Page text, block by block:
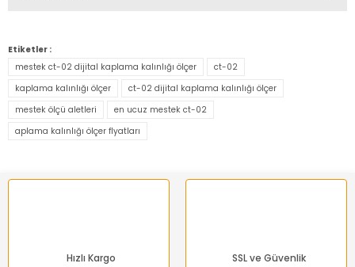
konularda yetersiz gördüğünüz noktaları öneri formunu
kullanarak tarafımıza iletebilirsiniz.
Görüş ve önerileriniz için teşekkür ederiz.
Ürün resmi kalitesiz, bozuk veya görüntülenemiyor.
Ürün açıklamasında eksik bilgiler bulunuyor.
Ürün fiyatı diğer sitelerden daha pahalı.
Etiketler :
mestek ct-02 dijital kaplama kalınlığı ölçer
ct-02
kaplama kalınlığı ölçer
ct-02 dijital kaplama kalınlığı ölçer
mestek ölçü aletleri
en ucuz mestek ct-02
aplama kalınlığı ölçer flyatları
Hızlı Kargo SSL ve Güvenlik